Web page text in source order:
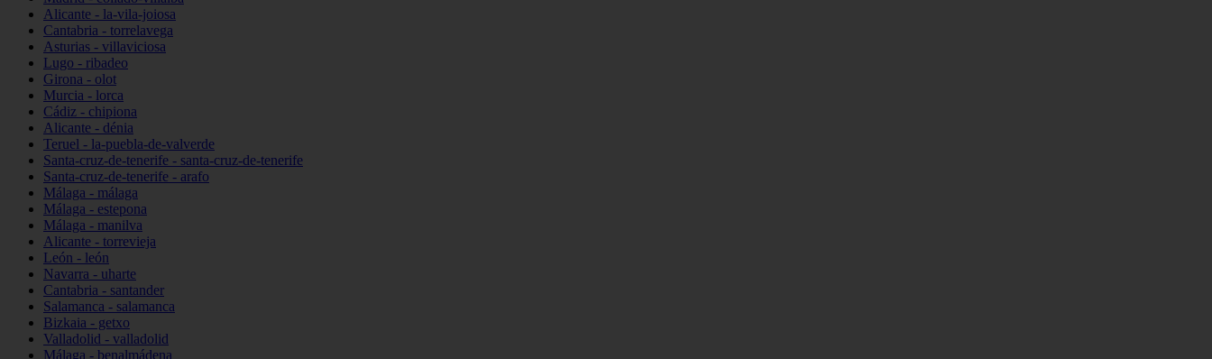
Alicante - la-vila-joiosa
Cantabria - torrelavega
Asturias - villaviciosa
Lugo - ribadeo
Girona - olot
Murcia - lorca
Cádiz - chipiona
Alicante - dénia
Teruel - la-puebla-de-valverde
Santa-cruz-de-tenerife - santa-cruz-de-tenerife
Santa-cruz-de-tenerife - arafo
Málaga - málaga
Málaga - estepona
Málaga - manilva
Alicante - torrevieja
León - león
Navarra - uharte
Cantabria - santander
Salamanca - salamanca
Bizkaia - getxo
Valladolid - valladolid
Málaga - benalmádena